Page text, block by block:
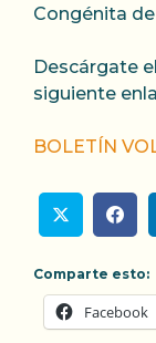
Congénita de
Descárgate
siguiente
BOLETÍN
Comparte esto:
Facebook